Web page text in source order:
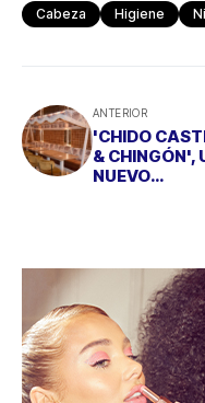
Cabeza Higiene
ANTERIOR
'CHIDO
& CHINGÓN',
NUEVO